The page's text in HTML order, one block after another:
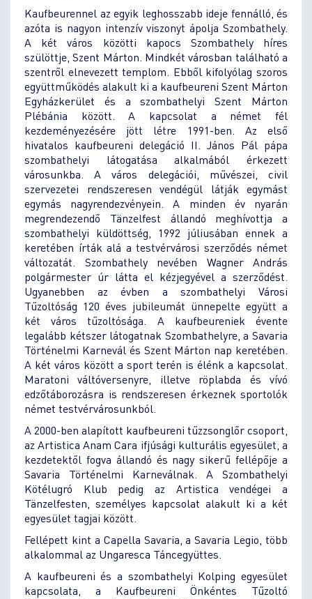
Kaufbeurennel az egyik leghosszabb ideje fennálló, és
azóta is nagyon intenzív viszonyt ápolja Szombathely.
A két város közötti kapocs Szombathely híres
szülöttje, Szent Márton. Mindkét városban található a
szentről elnevezett templom. Ebből kifolyólag szoros
együttműködés alakult ki a kaufbeureni Szent Márton
Egyházkerület és a szombathelyi Szent Márton
Plébánia között. A kapcsolat a német fél
kezdeményezésére jött létre 1991-ben. Az első
hivatalos kaufbeureni delegáció II. János Pál pápa
szombathelyi látogatása alkalmából érkezett
városunkba. A város delegációi, művészei, civil
szervezetei rendszeresen vendégül látják egymást
egymás nagyrendezvényein. A minden év nyarán
megrendezendő Tänzelfest állandó meghívottja a
szombathelyi küldöttség, 1992 júliusában ennek a
keretében írták alá a testvérvárosi szerződés német
változatát. Szombathely nevében Wagner András
polgármester úr látta el kézjegyével a szerződést.
Ugyanebben az évben a szombathelyi Városi
Tűzoltóság 120 éves jubileumát ünnepelte együtt a
két város tűzoltósága. A kaufbeureniek évente
legalább kétszer látogatnak Szombathelyre, a Savaria
Történelmi Karnevál és Szent Márton nap keretében.
A két város között a sport terén is élénk a kapcsolat.
Maratoni váltóversenyre, illetve röplabda és vívó
edzőtáborozásra is rendszeresen érkeznek sportolók
német testvérvárosunkból.
A 2000-ben alapított kaufbeureni tűzzsonglőr csoport,
az Artistica Anam Cara ifjúsági kulturális egyesület, a
kezdetektől fogva állandó és nagy sikerű fellépője a
Savaria Történelmi Karneválnak. A Szombathelyi
Kötélugró Klub pedig az Artistica vendégei a
Tänzelfesten, személyes kapcsolat alakult ki a két
egyesület tagjai között.
Fellépett kint a Capella Savaria, a Savaria Legio, több
alkalommal az Ungaresca Táncegyüttes.
A kaufbeureni és a szombathelyi Kolping egyesület
kapcsolata, a Kaufbeureni Önkéntes Tűzoltó